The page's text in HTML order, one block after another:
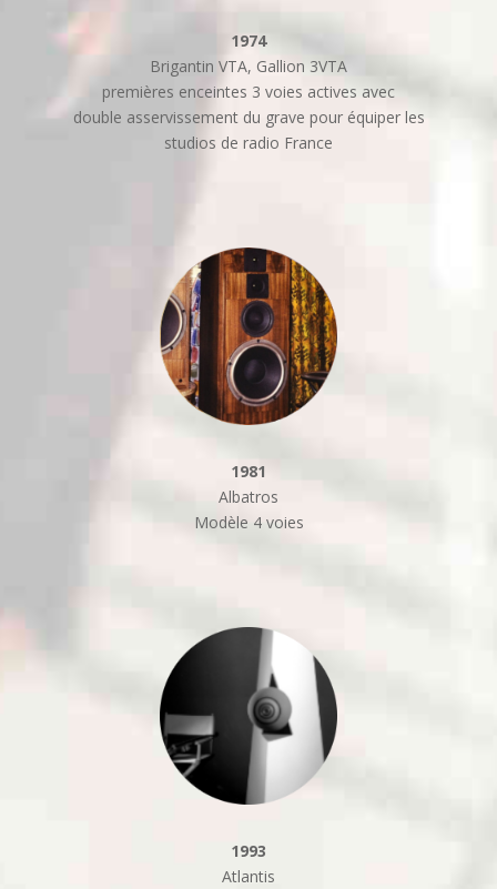
1974
Brigantin VTA, Gallion 3VTA
premières enceintes 3 voies actives avec
double asservissement du grave pour équiper les
studios de radio France
1981
Albatros
Modèle 4 voies
1993
Atlantis